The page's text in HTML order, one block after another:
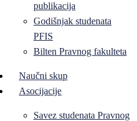
publikacija
Godišnjak studenata
PFIS
Bilten Pravnog fakulteta
Naučni skup
Asocijacije
Savez studenata Pravnog